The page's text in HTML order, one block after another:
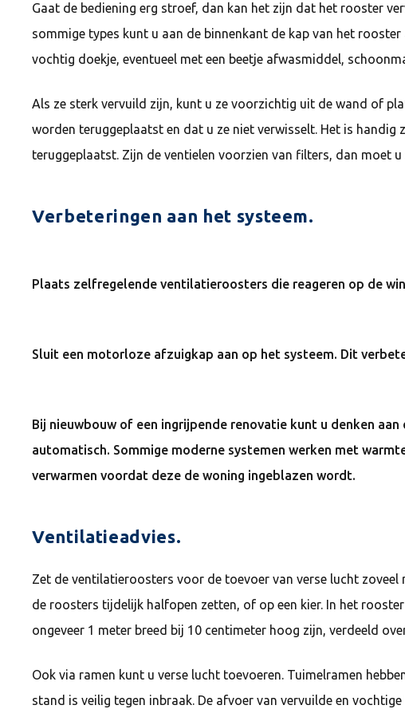
Gaat de bediening erg stroef, dan kan het zijn dat het rooster
sommige types kunt u aan de binnenkant de kap van het
vochtig doekje, eventueel met een beetje afwasmiddel,
Als ze sterk vervuild zijn, kunt u ze voorzichtig uit de wand of
worden teruggeplaatst en dat u ze niet verwisselt. Het is
teruggeplaatst. Zijn de ventielen voorzien van filters, dan moet
Verbeteringen aan het systeem.
Plaats zelfregelende ventilatieroosters die reageren op de
Sluit een motorloze afzuigkap aan op het systeem. Dit
Bij nieuwbouw of een ingrijpende renovatie kunt u denken
automatisch. Sommige moderne systemen werken met
verwarmen voordat deze de woning ingeblazen wordt.
Ventilatieadvies.
Zet de ventilatieroosters voor de toevoer van verse lucht
de roosters tijdelijk halfopen zetten, of op een kier. In het
ongeveer 1 meter breed bij 10 centimeter hoog zijn, verdeeld
Ook via ramen kunt u verse lucht toevoeren. Tuimelramen
stand is veilig tegen inbraak. De afvoer van vervuilde en